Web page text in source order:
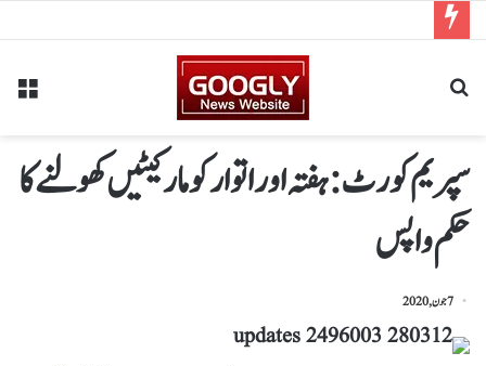
سپریم کورٹ: ہفتہ اور اتوار کو مارکیٹیں کھولنے کا
حکم واپس
7 جون, 2020